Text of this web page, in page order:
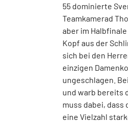
55 dominierte
Teamkamerad
aber im
Kopf aus der
sich bei den
einzigen
ungeschlagen.
und warb bereits
muss dabei,
eine Vielzahl